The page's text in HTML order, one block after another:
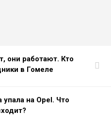
они работают. Кто
в Гомеле
на Opel. Что